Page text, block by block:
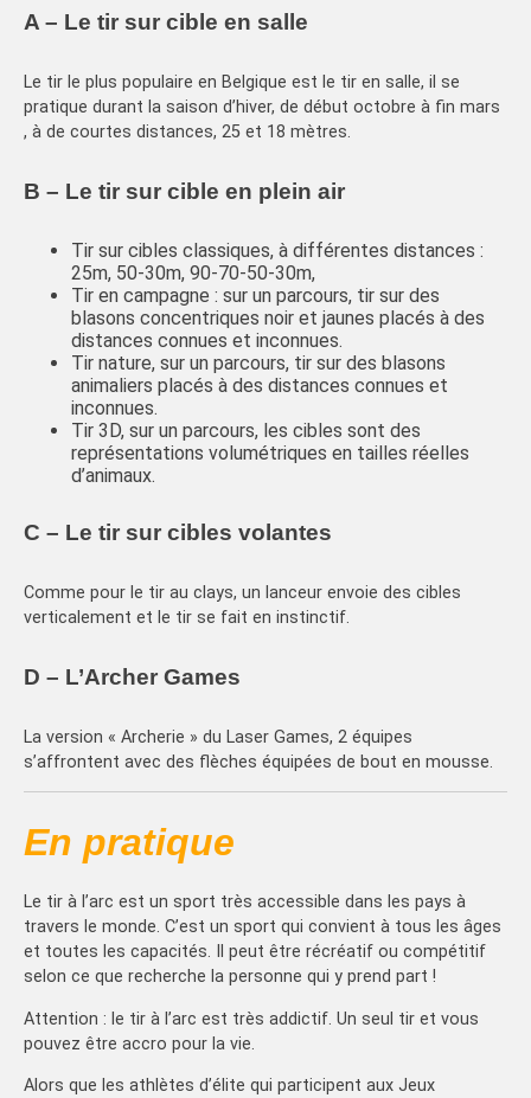
A – Le tir sur cible en salle
Le tir le plus populaire en Belgique est le tir en salle, il se
pratique durant la saison d’hiver, de début octobre à fin mars
, à de courtes distances, 25 et 18 mètres.
B – Le tir sur cible en plein air
Tir sur cibles classiques, à différentes distances :
25m, 50-30m, 90-70-50-30m,
Tir en campagne : sur un parcours, tir sur des
blasons concentriques noir et jaunes placés à des
distances connues et inconnues.
Tir nature, sur un parcours, tir sur des blasons
animaliers placés à des distances connues et
inconnues.
Tir 3D, sur un parcours, les cibles sont des
représentations volumétriques en tailles réelles
d’animaux.
C – Le tir sur cibles volantes
Comme pour le tir au clays, un lanceur envoie des cibles
verticalement et le tir se fait en instinctif.
D – L’Archer Games
La version « Archerie » du Laser Games, 2 équipes
s’affrontent avec des flèches équipées de bout en mousse.
En pratique
Le tir à l’arc est un sport très accessible dans les pays à
travers le monde. C’est un sport qui convient à tous les âges
et toutes les capacités. Il peut être récréatif ou compétitif
selon ce que recherche la personne qui y prend part !
Attention : le tir à l’arc est très addictif. Un seul tir et vous
pouvez être accro pour la vie.
Alors que les athlètes d’élite qui participent aux Jeux